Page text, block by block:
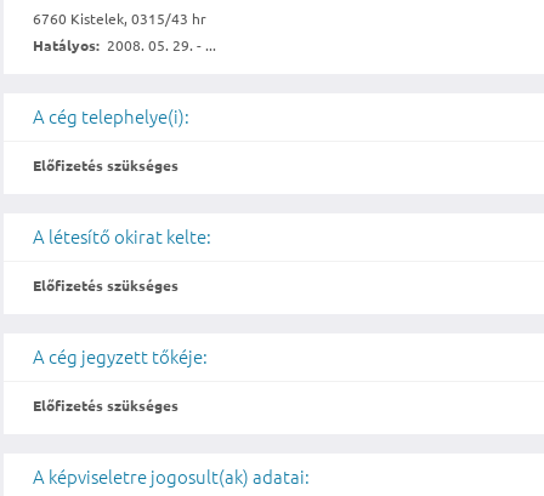
6760 Kistelek, 0315/43 hr
Hatályos: 2008. 05. 29. - ...
A cég telephelye(i):
Előfizetés szükséges
A létesítő okirat kelte:
Előfizetés szükséges
A cég jegyzett tőkéje:
Előfizetés szükséges
A képviseletre jogosult(ak) adatai: